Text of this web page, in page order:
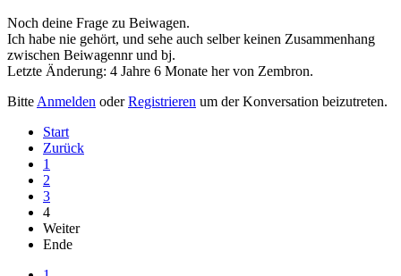
Noch deine Frage zu Beiwagen.
Ich habe nie gehört, und sehe auch selber keinen Zusammenhang
zwischen Beiwagennr und bj.
Letzte Änderung: 4 Jahre 6 Monate her von Zembron.
Bitte Anmelden oderRegistrieren um der Konversation beizutreten.
Start
Zurück
1
2
3
4
Weiter
Ende